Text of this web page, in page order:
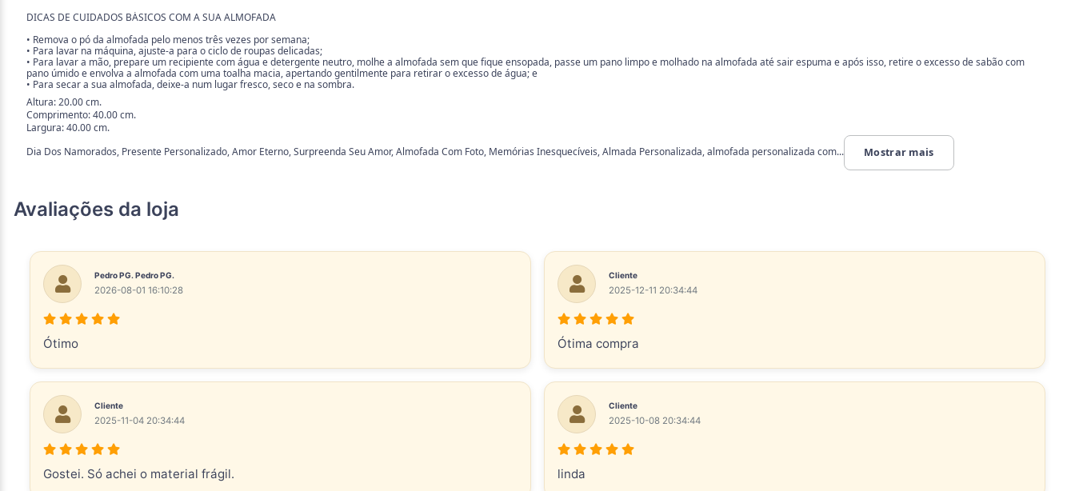
DICAS DE CUIDADOS BÁSICOS COM A SUA ALMOFADA
• Remova o pó da almofada pelo menos três vezes por semana;
• Para lavar na máquina, ajuste-a para o ciclo de roupas delicadas;
• Para lavar a mão, prepare um recipiente com água e detergente neutro, molhe a almofada sem que fique ensopada, passe um pano limpo e molhado na almofada até sair espuma e após isso, retire o excesso de sabão com
pano úmido e envolva a almofada com uma toalha macia, apertando gentilmente para retirar o excesso de água; e
• Para secar a sua almofada, deixe-a num lugar fresco, seco e na sombra.
Altura: 20.00 cm.
Comprimento: 40.00 cm.
Largura: 40.00 cm.
Dia Dos Namorados, Presente Personalizado, Amor Eterno, Surpreenda Seu Amor, Almofada Com Foto, Memórias Inesquecíveis, Almada Personalizada, almofada personalizada com...
Mostrar mais
Avaliações da loja
Pedro PG. Pedro PG.
2026-08-01 16:10:28
Ótimo
Cliente
2025-12-11 20:34:44
Ótima compra
Cliente
2025-11-04 20:34:44
Gostei. Só achei o material frágil.
Cliente
2025-10-08 20:34:44
linda